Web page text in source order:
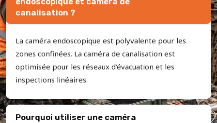
canalisation ?
La caméra endoscopique est polyvalente pour les
zones confinées. La caméra de canalisation est
optimisée pour les réseaux d'évacuation et les
inspections linéaires.
Pourquoi utiliser une caméra